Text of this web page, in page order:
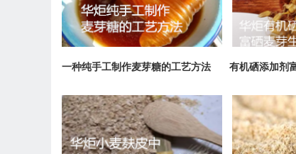
一种纯手工制作麦芽糖的工艺方法 有机硒添加剂